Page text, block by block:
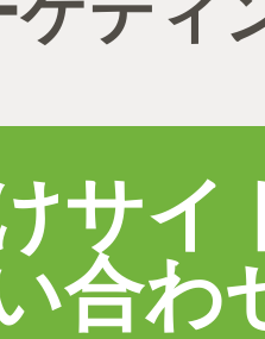
サイ
合わ